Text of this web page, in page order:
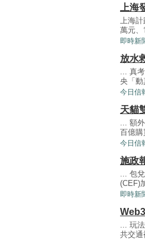
上海
上海計
萬元、
即時新
放水
... 真
央「
今日信
天貓
... 額
百億購
今日信
施政
... 包
(CEF)
即時新
... 玩
共交通